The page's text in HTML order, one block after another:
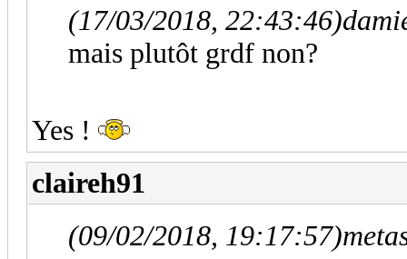
(17/03/2018, 22:43:46)
mais plutôt grdf non?
Yes !
claireh91
(09/02/2018, 19:17:57)